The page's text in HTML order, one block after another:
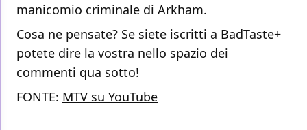
manicomio criminale di Arkham.
Cosa ne pensate? Se siete iscritti a BadTaste+
potete dire la vostra nello spazio dei
commenti qua sotto!
FONTE: MTV su YouTube